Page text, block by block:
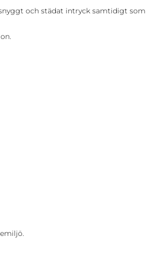
och städat intryck samtidigt som